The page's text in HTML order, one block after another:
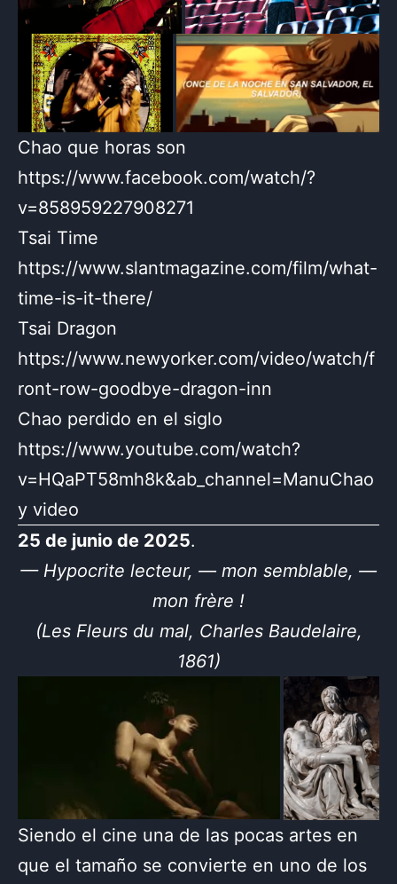
Chao que horas son
https://www.facebook.com/watch/?
v=858959227908271
Tsai Time
https://www.slantmagazine.com/film/what-
time-is-it-there/
Tsai Dragon
https://www.newyorker.com/video/watch/f
ront-row-goodbye-dragon-inn
Chao perdido en el siglo
https://www.youtube.com/watch?
v=HQaPT58mh8k&ab_channel=ManuChao
y video
25 de junio de 2025.
— Hypocrite lecteur, — mon semblable, —
mon frère !
(Les Fleurs du mal, Charles Baudelaire,
1861)
Siendo el cine una de las pocas artes en
que el tamaño se convierte en uno de los